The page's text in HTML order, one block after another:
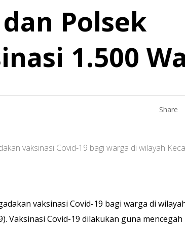
Polsek
1.500
Share
vaksinasi Covid-19 bagi warga di wilayah
vaksinasi Covid-19 bagi warga di
Vaksinasi Covid-19 dilakukan guna